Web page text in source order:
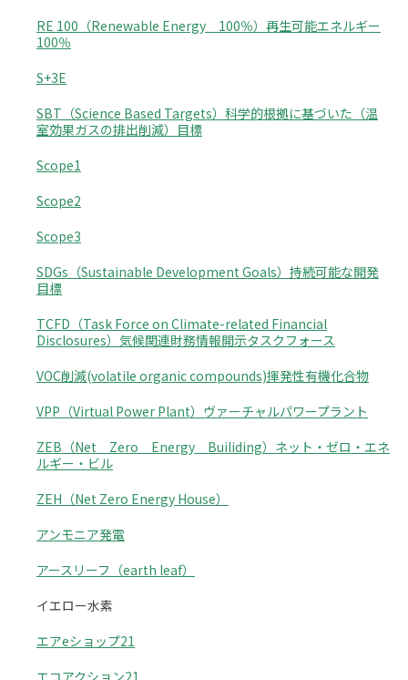
RE 100（Renewable Energy 100％）再生可能エネルギー
100％
S+3E
SBT（Science Based Targets）科学的根拠に基づいた（温
室効果ガスの排出削減）目標
Scope1
Scope2
Scope3
SDGs（Sustainable Development Goals）持続可能な開発
目標
TCFD（Task Force on Climate-related Financial
Disclosures）気候関連財務情報開示タスクフォース
VOC削減(volatile organic compounds)揮発性有機化合物
VPP（Virtual Power Plant）ヴァーチャルパワープラント
ZEB（Net Zero Energy Builiding）ネット・ゼロ・エネ
ルギー・ビル
ZEH（Net Zero Energy House）
アンモニア発電
アースリーフ（earth leaf）
イエロー水素
エアeショップ21
エコアクション21